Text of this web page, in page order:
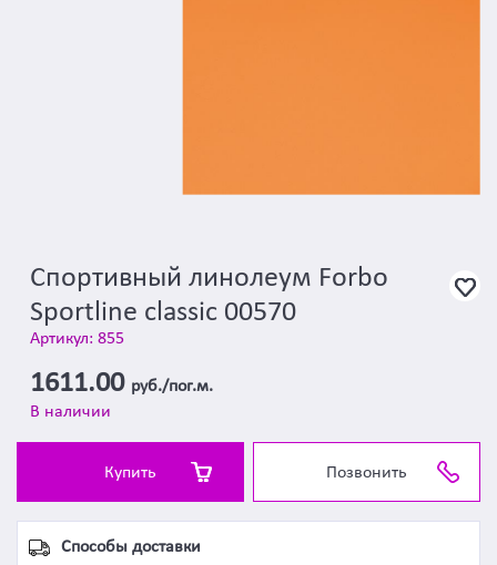
Спортивный линолеум Forbo
Sportline classic 00570
Артикул: 855
1611.00 руб./пог.м.
В наличии
Купить Позвонить
Способы доставки